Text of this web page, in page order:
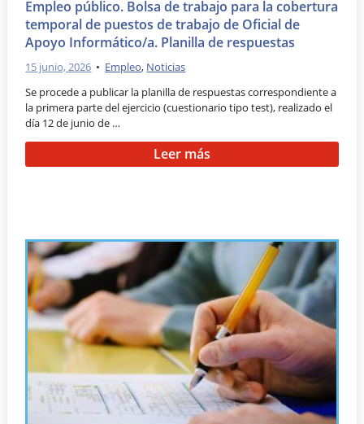
Empleo público. Bolsa de trabajo para la cobertura
temporal de puestos de trabajo de Oficial de
Apoyo Informático/a. Planilla de respuestas
15 junio, 2026 • Empleo, Noticias
Se procede a publicar la planilla de respuestas correspondiente a
la primera parte del ejercicio (cuestionario tipo test), realizado el
día 12 de junio de …
Leer más